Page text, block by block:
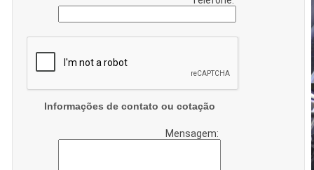
Informações de contato ou cotação
Mensagem: